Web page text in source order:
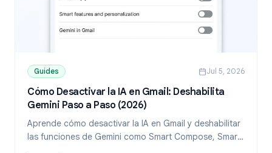
Guides Jul 5, 2026
Cómo Desactivar la IA en Gmail: Deshabilita
Gemini Paso a Paso (2026)
Aprende cómo desactivar la IA en Gmail y deshabilitar
las funciones de Gemini como Smart Compose, Smart